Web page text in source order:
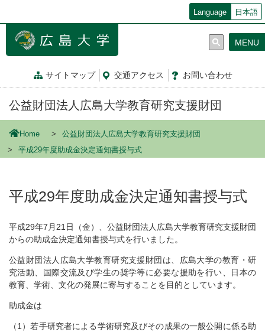
ン
Language 日本語
サイトマップ 交通アクセス お問い合わせ
MENU
公益財団法人広島大学教育研究支援財団
Home
公益財団法人広島大学教育研究支援財団
平成29年度助成金決定通知書授与式
平成29年度助成金決定通知書授与式
平成29年7月21日（金）、公益財団法人広島大学教育研究支援財団
からの助成金決定通知書授与式を行いました。
公益財団法人広島大学教育研究支援財団は、広島大学の教育・研
究活動、国際交流及び学生の奨学等に必要な援助を行い、日本の
教育、学術、文化の発展に寄与することを目的としています。
助成金は
（1）若手研究者による学術研究及びその成果の一般公開に係る助